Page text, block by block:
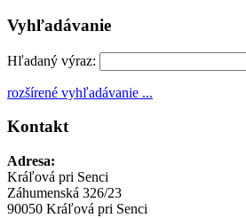
Vyhľadávanie
Hľadaný výraz:
rozšírené vyhľadávanie ...
Kontakt
Adresa:
Kráľová pri Senci
Záhumenská 326/23
90050 Kráľová pri Senci